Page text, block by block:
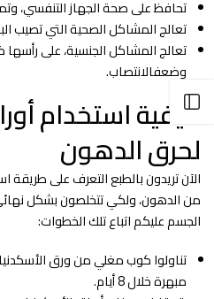
فتح الشريط الجانبي
تحافظ على صحة الجهاز التنفسي،
تعالج المشاكل الصحية التي تصيب
تعالج المشاكل الجنسية، على
وضعفالانتصاب.
كيفية استخدام
لحرق الدهون
الآن تريدون بالطبع التعرف على طريقة
من الدهون، ولكي تتخلصون بشكل
الجسم عليكم اتباع تلك الخطوات:
تناولوا كوب مغلي من ورق
مبهرة خلال 8 أيام.